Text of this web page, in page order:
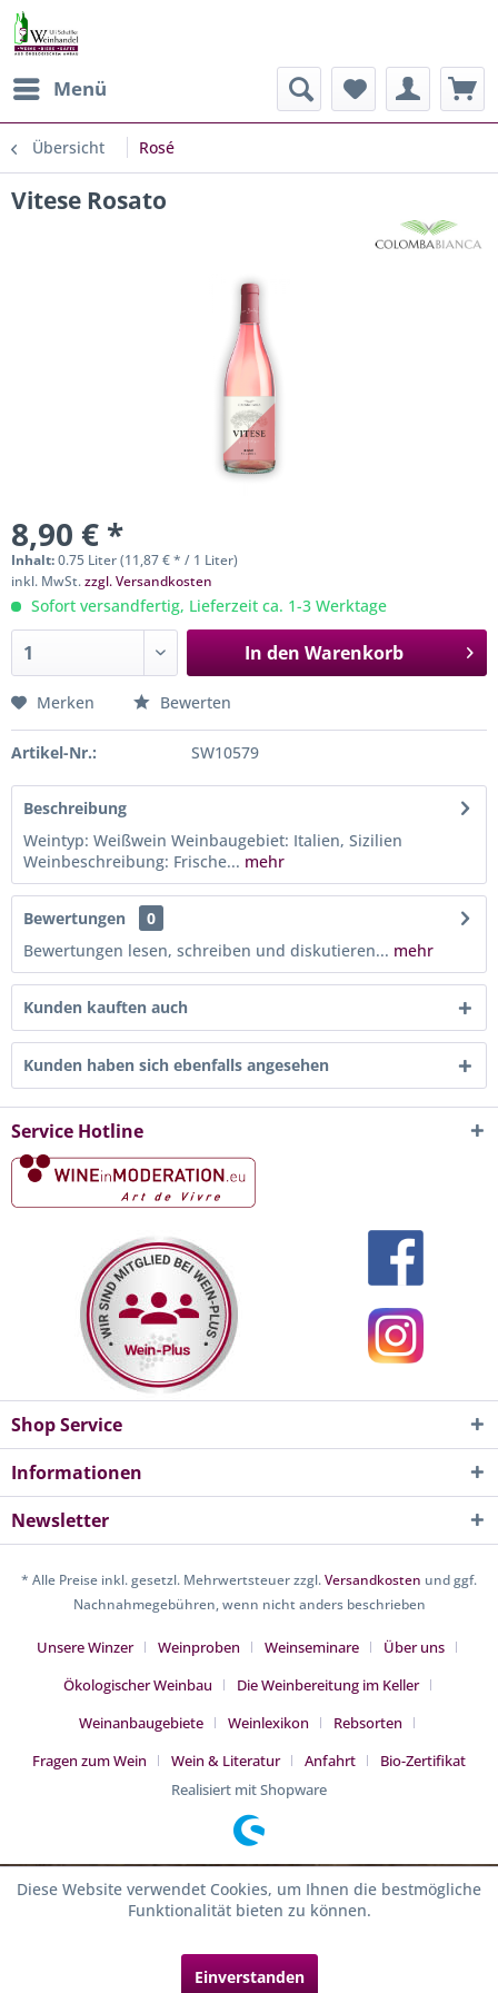
Menü
Übersicht Rosé
Vitese Rosato
8,90 € *
Inhalt:0.75 Liter (11,87 € * / 1 Liter)
inkl. MwSt.zzgl. Versandkosten
Sofort versandfertig, Lieferzeit ca. 1-3 Werktage
In den Warenkorb
Merken Bewerten
Artikel-Nr.: SW10579
Beschreibung
Weintyp: Weißwein Weinbaugebiet: Italien, Sizilien
Weinbeschreibung: Frische... mehr
Bewertungen
0
Bewertungen lesen, schreiben und diskutieren... mehr
Kunden kauften auch
Kunden haben sich ebenfalls angesehen
Service Hotline
Shop Service
Informationen
Newsletter
* Alle Preise inkl. gesetzl. Mehrwertsteuer zzgl.Versandkosten und ggf.
Nachnahmegebühren, wenn nicht anders beschrieben
Unsere Winzer Weinproben Weinseminare
Über uns
Ökologischer Weinbau
Die Weinbereitung im Keller
Weinanbaugebiete
Weinlexikon
Rebsorten
Fragen zum Wein
Wein & Literatur Anfahrt
Bio-Zertifikat
Realisiert mit Shopware
Diese Website verwendet Cookies, um Ihnen die bestmögliche
Funktionalität bieten zu können.
Einverstanden